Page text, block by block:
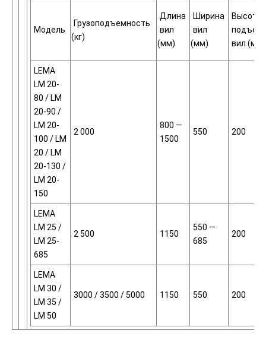
Модель
Грузоподъемность
(кг)
Длина
вил
(мм)
Ширина
вил
(мм)
Высота
вил (мм
LEMA
LM 20-
80 / LM
20-90 /
LM 20-
100 / LM
20 / LM
20-130 /
LM 20-
150
2 000
800 —
1500
550 200
LEMA
LM 25 /
LM 25-
685
2 500 1150
550 —
685
200
LEMA
LM 30 /
LM 35 /
LM 50
3000 / 3500 / 5000 1150 550 200